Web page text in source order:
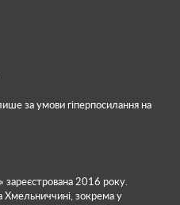
за умови гіперпосилання на
зареєстрована 2016 року.
Хмельниччині, зокрема у